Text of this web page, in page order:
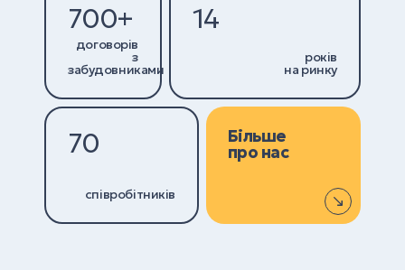
700+
договорів
з
забудовниками
14
років
на ринку
70
співробітників
Більше
про нас